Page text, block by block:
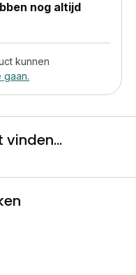
nog altijd
kunnen
gaan.